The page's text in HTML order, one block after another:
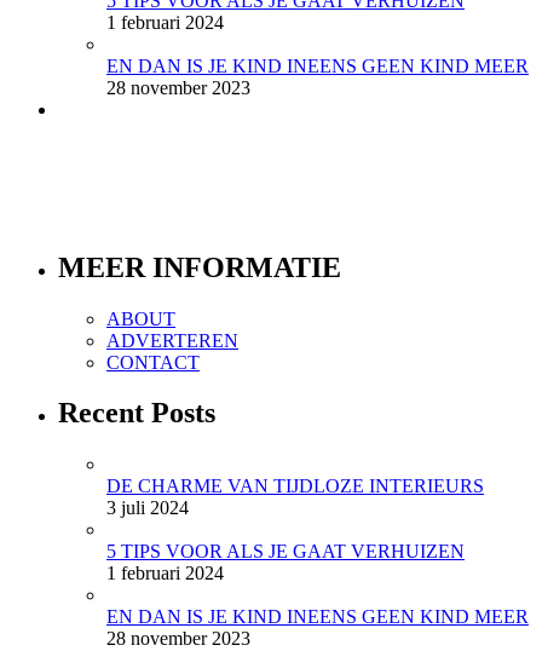
1 februari 2024
EN DAN IS JE KIND INEENS GEEN KIND MEER
28 november 2023
MEER INFORMATIE
ABOUT
ADVERTEREN
CONTACT
Recent Posts
DE CHARME VAN TIJDLOZE INTERIEURS
3 juli 2024
5 TIPS VOOR ALS JE GAAT VERHUIZEN
1 februari 2024
EN DAN IS JE KIND INEENS GEEN KIND MEER
28 november 2023